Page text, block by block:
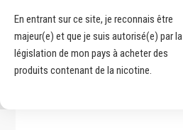
En entrant sur ce site, je reconnais être
majeur(e) et que je suis autorisé(e) par la
législation de mon pays à acheter des
produits contenant de la nicotine.